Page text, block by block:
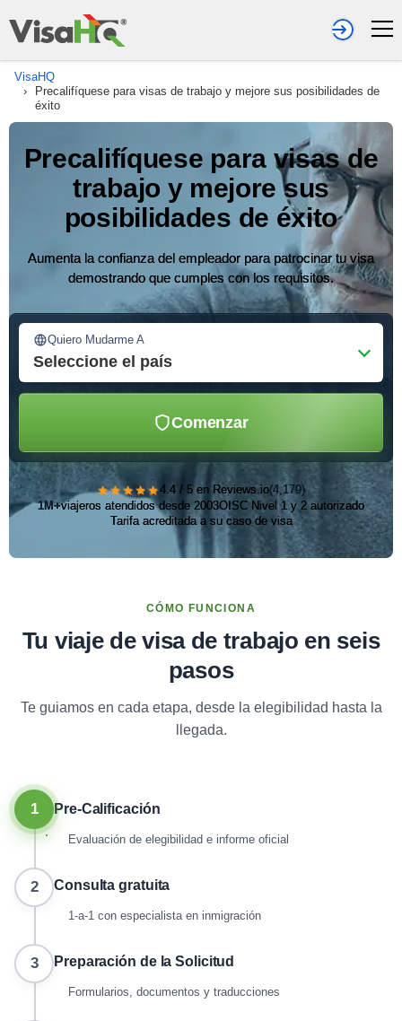
VisaHQ
›
Precalifíquese para visas de trabajo y mejore sus posibilidades de
éxito
Precalifíquese para visas de
trabajo y mejore sus
posibilidades de éxito
Aumenta la confianza del empleador para patrocinar tu visa
demostrando que cumples con los requisitos.
Quiero Mudarme A
Seleccione el país
Comenzar
★★★★★4.4 / 5 en Reviews.io(4,179)
1M+viajeros atendidos desde 2003OISC Nivel 1 y 2 autorizado
Tarifa acreditada a su caso de visa
CÓMO FUNCIONA
Tu viaje de visa de trabajo en seis
pasos
Te guiamos en cada etapa, desde la elegibilidad hasta la
llegada.
1 Pre-Calificación
Evaluación de elegibilidad e informe oficial
2 Consulta gratuita
1-a-1 con especialista en inmigración
3 Preparación de la Solicitud
Formularios, documentos y traducciones